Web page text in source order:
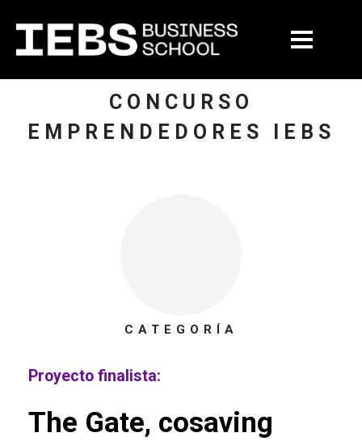
CONCURSO
EMPRENDEDORES IEBS
CATEGORÍA
Proyecto finalista:
The Gate, cosaving